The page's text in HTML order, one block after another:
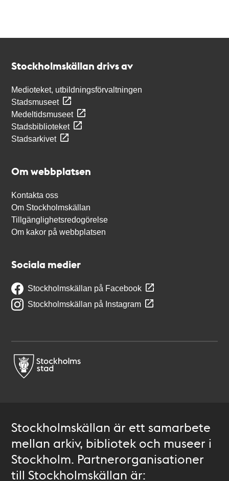
Stockholmskällan drivs av
Medioteket, utbildningsförvaltningen
Stadsmuseet
Medeltidsmuseet
Stadsbiblioteket
Stadsarkivet
Om webbplatsen
Kontakta oss
Om Stockholmskällan
Tillgänglighetsredogörelse
Om kakor på webbplatsen
Sociala medier
Stockholmskällan på Facebook
Stockholmskällan på Instagram
Stockholmskällan är ett samarbete
mellan arkiv, bibliotek och museer i
Stockholm. Partnerorganisationer
till Stockholmskällan är: